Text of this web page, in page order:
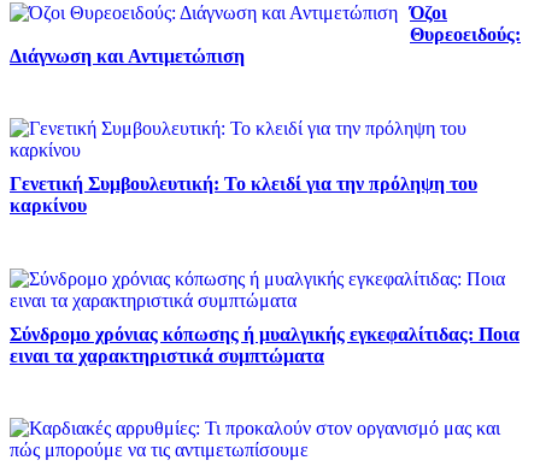
Όζοι
Θυρεοειδούς:
Διάγνωση και Αντιμετώπιση
Γενετική Συμβουλευτική: Το κλειδί για την πρόληψη του
καρκίνου
Σύνδρομο χρόνιας κόπωσης ή μυαλγικής εγκεφαλίτιδας: Ποια
ειναι τα χαρακτηριστικά συμπτώματα